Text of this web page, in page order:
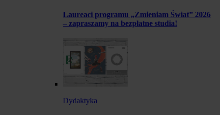
Laureaci programu „Zmieniam Świat” 2026
– zapraszamy na bezpłatne studia!
Dydaktyka